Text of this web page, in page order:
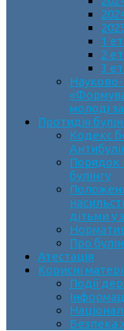
1
2
3
молоді
Протидія
Кодекс
Порядок
булінгу
дітьми у
Про
Атестація
Корисні
Події
Безпека